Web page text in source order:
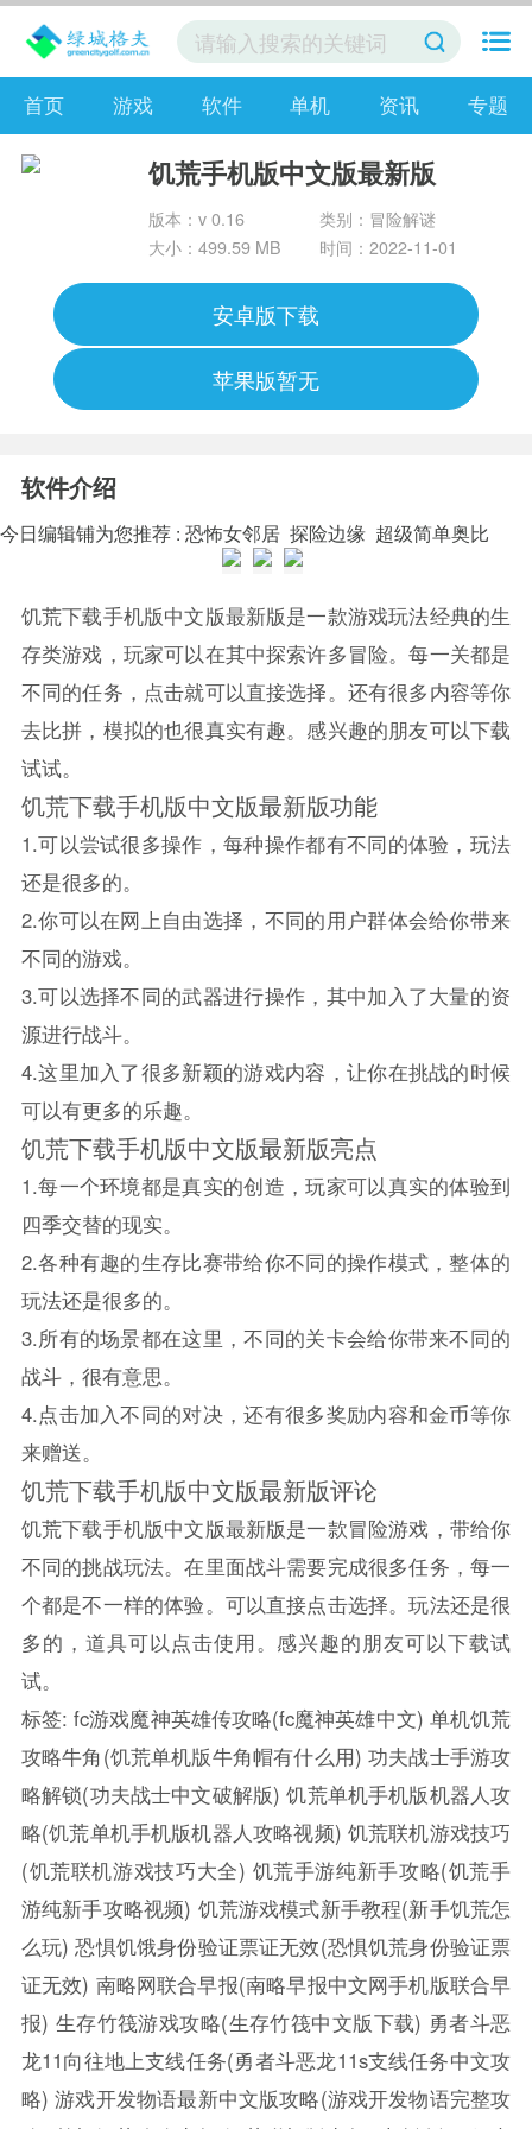
首页 游戏 软件 单机 资讯 专题
饥荒手机版中文版最新版
版本：v 0.16
类别：冒险解谜
大小：499.59 MB
时间：2022-11-01
安卓版下载
苹果版暂无
软件介绍
今日编辑铺为您推荐 : 恐怖女邻居 探险边缘 超级简单奥比
饥荒下载手机版中文版最新版是一款游戏玩法经典的生
存类游戏，玩家可以在其中探索许多冒险。每一关都是
不同的任务，点击就可以直接选择。还有很多内容等你
去比拼，模拟的也很真实有趣。感兴趣的朋友可以下载
试试。
饥荒下载手机版中文版最新版功能
1.可以尝试很多操作，每种操作都有不同的体验，玩法
还是很多的。
2.你可以在网上自由选择，不同的用户群体会给你带来
不同的游戏。
3.可以选择不同的武器进行操作，其中加入了大量的资
源进行战斗。
4.这里加入了很多新颖的游戏内容，让你在挑战的时候
可以有更多的乐趣。
饥荒下载手机版中文版最新版亮点
1.每一个环境都是真实的创造，玩家可以真实的体验到
四季交替的现实。
2.各种有趣的生存比赛带给你不同的操作模式，整体的
玩法还是很多的。
3.所有的场景都在这里，不同的关卡会给你带来不同的
战斗，很有意思。
4.点击加入不同的对决，还有很多奖励内容和金币等你
来赠送。
饥荒下载手机版中文版最新版评论
饥荒下载手机版中文版最新版是一款冒险游戏，带给你
不同的挑战玩法。在里面战斗需要完成很多任务，每一
个都是不一样的体验。可以直接点击选择。玩法还是很
多的，道具可以点击使用。感兴趣的朋友可以下载试
试。
标签: fc游戏魔神英雄传攻略(fc魔神英雄中文) 单机饥荒
攻略牛角(饥荒单机版牛角帽有什么用) 功夫战士手游攻
略解锁(功夫战士中文破解版) 饥荒单机手机版机器人攻
略(饥荒单机手机版机器人攻略视频) 饥荒联机游戏技巧
(饥荒联机游戏技巧大全) 饥荒手游纯新手攻略(饥荒手
游纯新手攻略视频) 饥荒游戏模式新手教程(新手饥荒怎
么玩) 恐惧饥饿身份验证票证无效(恐惧饥荒身份验证票
证无效) 南略网联合早报(南略早报中文网手机版联合早
报) 生存竹筏游戏攻略(生存竹筏中文版下载) 勇者斗恶
龙11向往地上支线任务(勇者斗恶龙11s支线任务中文攻
略) 游戏开发物语最新中文版攻略(游戏开发物语完整攻